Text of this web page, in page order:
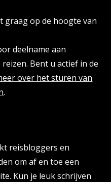
graag op de hoogte van
deelname aan
Bent u actief in de
over het sturen van
.
reisbloggers en
om af en toe een
Kun je leuk schrijven